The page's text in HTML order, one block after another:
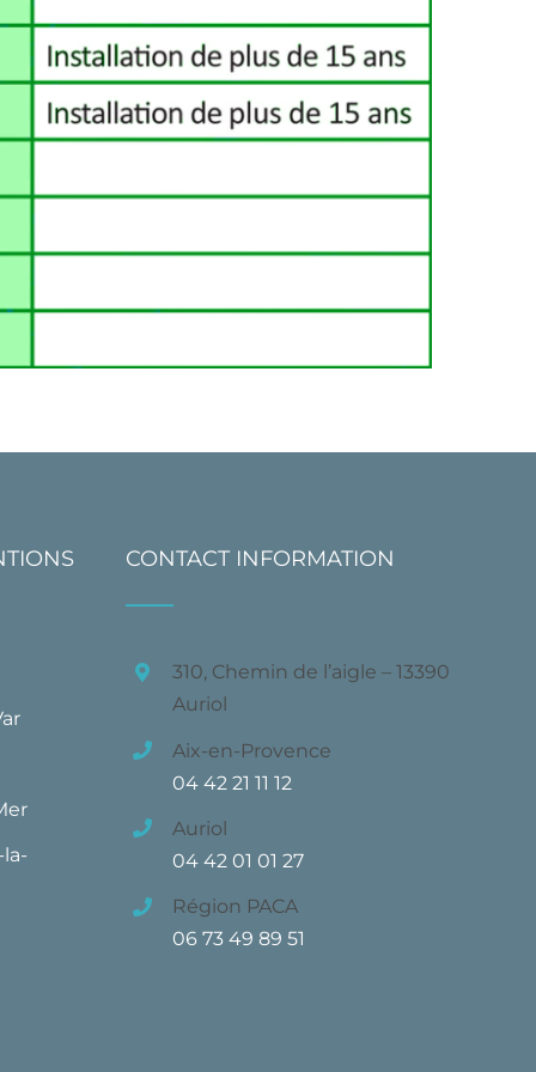
CONTACT INFORMATION
310, Chemin de l’aigle – 13390
Auriol
Aix-en-Provence
04 42 21 11 12
Auriol
04 42 01 01 27
Région PACA
06 73 49 89 51